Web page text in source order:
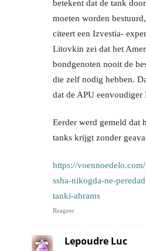
betekent dat de tank
moeten worden
citeert een Izvestia-
Litovkin zei dat het
bondgenoten nooit de
die zelf nodig hebben.
dat de APU
Eerder werd gemeld dat
tanks krijgt zonder
https://
ssha-nikogda-ne-
tanki-abrams
Reageer
Lepoudre Luc